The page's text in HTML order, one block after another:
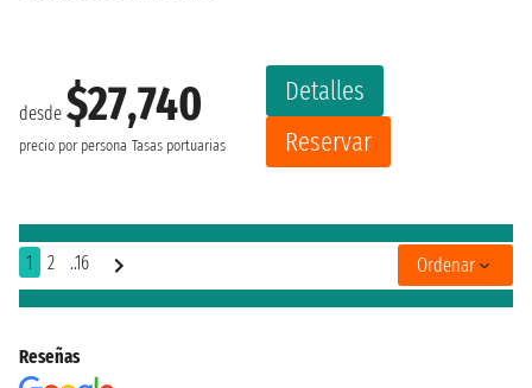
desde $27,740
precio por persona Tasas portuarias
Detalles
Reservar
1 2 ..16 Ordenar
Reseñas